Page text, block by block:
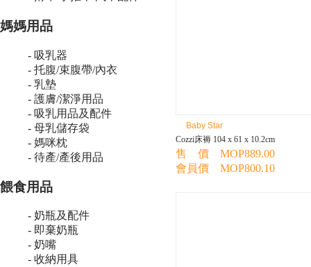
媽媽用品
- 吸乳器
- 托腹/束腹帶/內衣
- 乳墊
- 護膚/潔淨用品
- 吸乳用品及配件
- 母乳儲存袋
- 媽咪枕
- 待產/產後用品
餵食用品
- 奶瓶及配件
- 即棄奶瓶
- 奶嘴
- 收納用具
Baby Star
Cozzi床褥 104 x 61 x 10.2cm
售 價 MOP889.00
會員價 MOP800.10